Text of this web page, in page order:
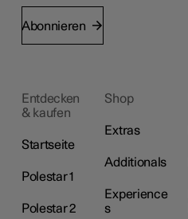
Abonnieren
Entdecken
& kaufen
Startseite
Polestar 1
Polestar 2
Shop
Extras
Additionals
Experience
s